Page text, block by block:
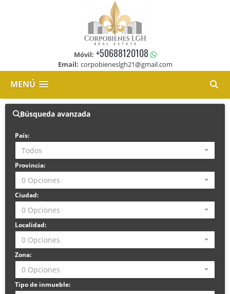
Móvil: +50688120108
Email: corpobieneslgh21@gmail.com
MENÚ
Búsqueda avanzada
País:
Todos
Provincia:
0 Opciones
Ciudad:
0 Opciones
Localidad:
0 Opciones
Zona:
0 Opciones
Tipo de inmueble: